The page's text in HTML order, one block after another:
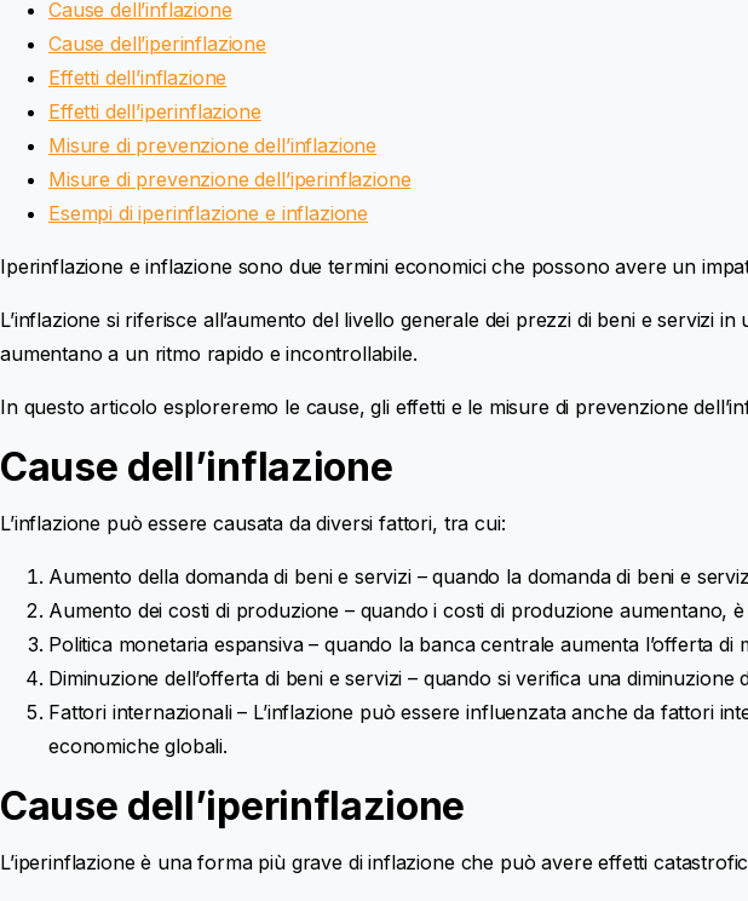
Cause dell’inflazione
Cause dell’iperinflazione
Effetti dell’inflazione
Effetti dell’iperinflazione
Misure di prevenzione dell’inflazione
Misure di prevenzione dell’iperinflazione
Esempi di iperinflazione e inflazione
Iperinflazione e inflazione sono due termini economici che possono avere un
L’inflazione si riferisce all’aumento del livello generale dei prezzi di beni e servizi
aumentano a un ritmo rapido e incontrollabile.
In questo articolo esploreremo le cause, gli effetti e le misure di prevenzione
Cause dell’inflazione
L’inflazione può essere causata da diversi fattori, tra cui:
Aumento della domanda di beni e servizi – quando la domanda di beni e
Aumento dei costi di produzione – quando i costi di produzione
Politica monetaria espansiva – quando la banca centrale aumenta l’offerta
Diminuzione dell’offerta di beni e servizi – quando si verifica una
Fattori internazionali – L’inflazione può essere influenzata anche da fattori
economiche globali.
Cause dell’iperinflazione
L’iperinflazione è una forma più grave di inflazione che può avere effetti